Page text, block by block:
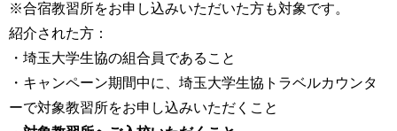
※合宿教習所をお申し込みいただいた方も対象です。
紹介された方：
・埼玉大学生協の組合員であること
・キャンペーン期間中に、埼玉大学生協トラベルカウンタ
ーで対象教習所をお申し込みいただくこと